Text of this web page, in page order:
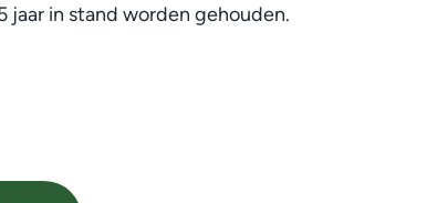
jaar in stand worden gehouden.